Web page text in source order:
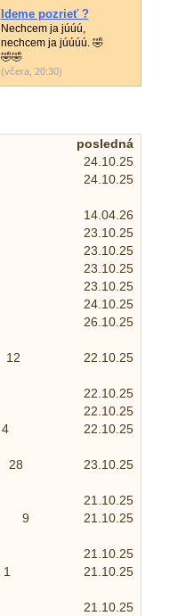
Ideme pozrieť ?
Nechcem ja júúú,
nechcem ja júúúú. 🤣
🤣🤣
(včera, 20:30)
posledná
24.10.25
24.10.25
14.04.26
23.10.25
23.10.25
23.10.25
23.10.25
24.10.25
26.10.25
12 22.10.25
22.10.25
22.10.25
4 22.10.25
28 23.10.25
21.10.25
9 21.10.25
21.10.25
1 21.10.25
21.10.25